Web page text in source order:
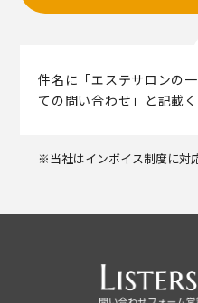
件名に「エステサロンの
ての問い合わせ」と記載く
※当社はインボイス制度に対